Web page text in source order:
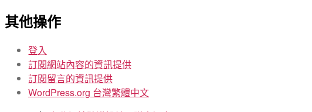
其他操作
登入
訂閱網站內容的資訊提供
訂閱留言的資訊提供
WordPress.org 台灣繁體中文